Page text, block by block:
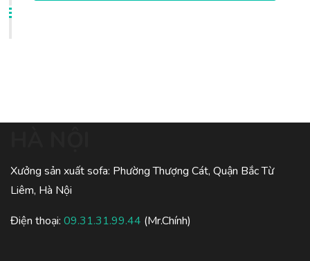
Xưởng sản xuất sofa: Phường Thượng Cát, Quận Bắc Từ
Liêm, Hà Nội
Điện thoại: 09.31.31.99.44 (Mr.Chính)